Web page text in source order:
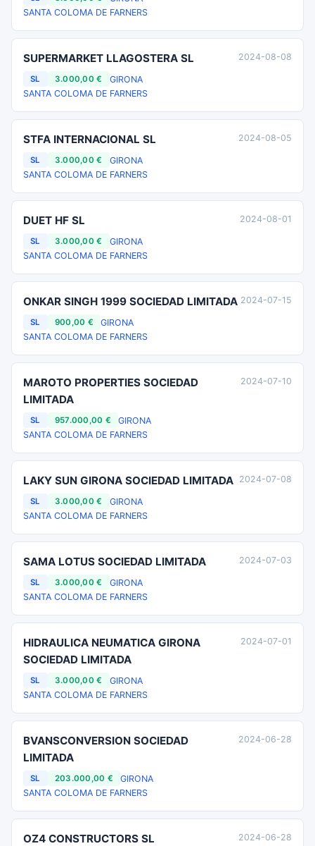
SANTA COLOMA DE FARNERS
SUPERMARKET LLAGOSTERA SL
SL 3.000,00 €
GIRONA
SANTA COLOMA DE FARNERS
2024-08-08
STFA INTERNACIONAL SL
SL 3.000,00 €
GIRONA
SANTA COLOMA DE FARNERS
2024-08-05
DUET HF SL
SL 3.000,00 €
GIRONA
SANTA COLOMA DE FARNERS
2024-08-01
ONKAR SINGH 1999 SOCIEDAD LIMITADA
SL 900,00 €
GIRONA
SANTA COLOMA DE FARNERS
2024-07-15
MAROTO PROPERTIES SOCIEDAD
LIMITADA
SL 957.000,00 €
GIRONA
SANTA COLOMA DE FARNERS
2024-07-10
LAKY SUN GIRONA SOCIEDAD LIMITADA
SL 3.000,00 €
GIRONA
SANTA COLOMA DE FARNERS
2024-07-08
SAMA LOTUS SOCIEDAD LIMITADA
SL 3.000,00 €
GIRONA
SANTA COLOMA DE FARNERS
2024-07-03
HIDRAULICA NEUMATICA GIRONA
SOCIEDAD LIMITADA
SL 3.000,00 €
GIRONA
SANTA COLOMA DE FARNERS
2024-07-01
BVANSCONVERSION SOCIEDAD
LIMITADA
SL 203.000,00 €
GIRONA
SANTA COLOMA DE FARNERS
2024-06-28
OZ4 CONSTRUCTORS SL 2024-06-28